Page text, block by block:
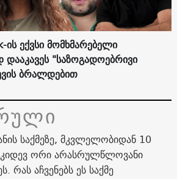
ის ექვსი მომხმარებელი
"საზოგადოებრივი
ბრალდებით
საქმეზე, მკვლელობიდან 10
ორი არასრულწლოვანი
რას აჩვენებს ეს საქმე